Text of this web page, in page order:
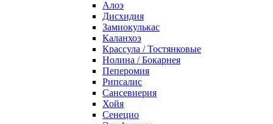
Алоэ
Дисхидия
Замиокулькас
Каланхоэ
Крассула / Тостянковые
Нолина / Бокарнея
Пеперомия
Рипсалис
Сансевиерия
Хойя
Сенецио